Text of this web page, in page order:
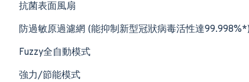
抗菌表面風扇
防過敏原過濾網 (能抑制新型冠狀病毒活性達99.998%*)
Fuzzy全自動模式
強力/節能模式